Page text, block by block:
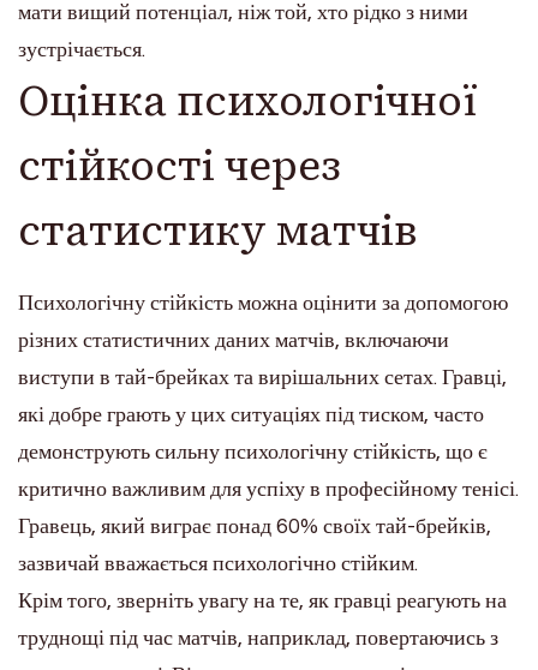
мати вищий потенціал, ніж той, хто рідко з ними
зустрічається.
Оцінка психологічної
стійкості через
статистику матчів
Психологічну стійкість можна оцінити за допомогою
різних статистичних даних матчів, включаючи
виступи в тай-брейках та вирішальних сетах. Гравці,
які добре грають у цих ситуаціях під тиском, часто
демонструють сильну психологічну стійкість, що є
критично важливим для успіху в професійному тенісі.
Гравець, який виграє понад 60% своїх тай-брейків,
зазвичай вважається психологічно стійким.
Крім того, зверніть увагу на те, як гравці реагують на
труднощі під час матчів, наприклад, повертаючись з